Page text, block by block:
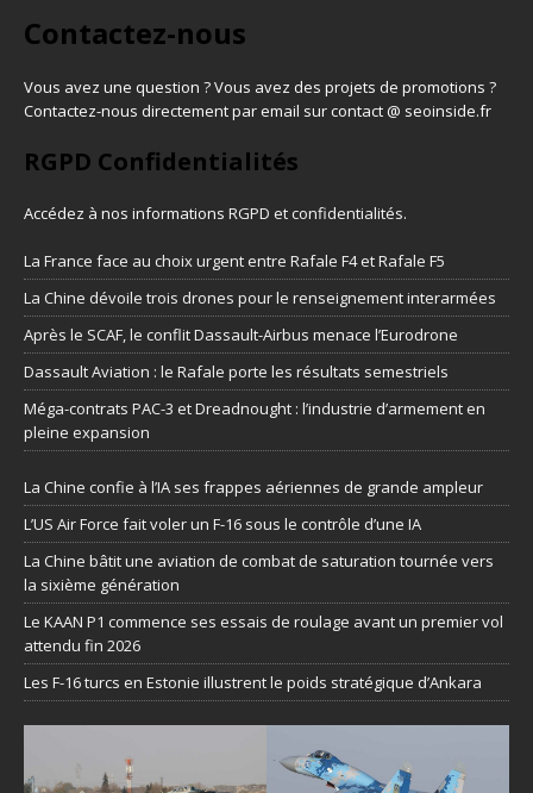
Contactez-nous
Vous avez une question ? Vous avez des projets de promotions ?
Contactez-nous directement par email sur contact @ seoinside.fr
RGPD Confidentialités
Accédez à nos informations RGPD et confidentialités.
La France face au choix urgent entre Rafale F4 et Rafale F5
La Chine dévoile trois drones pour le renseignement interarmées
Après le SCAF, le conflit Dassault-Airbus menace l’Eurodrone
Dassault Aviation : le Rafale porte les résultats semestriels
Méga-contrats PAC-3 et Dreadnought : l’industrie d’armement en
pleine expansion
La Chine confie à l’IA ses frappes aériennes de grande ampleur
L’US Air Force fait voler un F-16 sous le contrôle d’une IA
La Chine bâtit une aviation de combat de saturation tournée vers
la sixième génération
Le KAAN P1 commence ses essais de roulage avant un premier vol
attendu fin 2026
Les F-16 turcs en Estonie illustrent le poids stratégique d’Ankara